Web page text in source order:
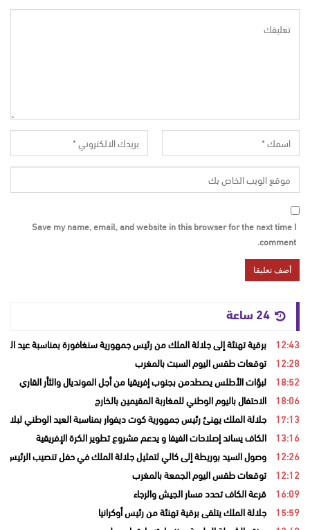
Save my name, email, and website in this browser for the next time I
comment.
12:43 برقية تهنئة إلى جلالة الملك من رئيس جمهورية سنغافورة بمناسبة عيد
12:28 توقعات طقس اليوم السبت بالمغرب
18:52 لبؤات الأطلس يصطدمن بجنوب إفريقيا من أجل المونديال والثأر القاري
18:06 الاحتفال باليوم الوطني للمغاربة المقيمين بالخارج
17:13 جلالة الملك يهنئ رئيس جمهورية كوت ديفوار بمناسبة العيد الوطني لبلاده
13:16 الكاف يساند إصلاحات الفيفا و يدعم مشروع تطوير الكرة الإفريقية
12:26 وصول السيد بوريطة إلى كالي لتمثيل جلالة الملك في حفل تنصيب الرئيس
12:12 توقعات طقس اليوم الجمعة بالمغرب
16:09 قرعة الكاف تحدد مسار الجيش والرجاء
15:59 جلالة الملك يتلقى برقية تهنئة من رئيس أوكرانيا